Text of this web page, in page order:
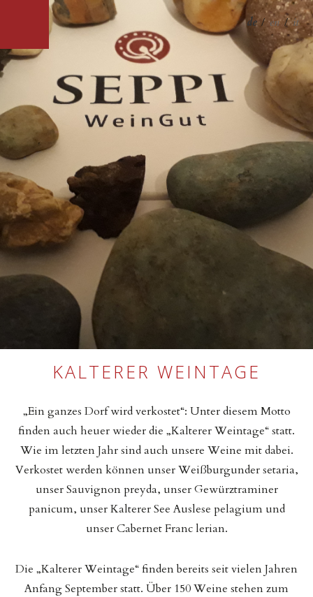
de/ en /it
KALTERER WEINTAGE
„Ein ganzes Dorf wird verkostet“: Unter diesem Motto
finden auch heuer wieder die „Kalterer Weintage“ statt.
Wie im letzten Jahr sind auch unsere Weine mit dabei.
Verkostet werden können unser Weißburgunder setaria,
unser Sauvignon preyda, unser Gewürztraminer
panicum, unser Kalterer See Auslese pelagium und
unser Cabernet Franc lerian.
Die „Kalterer Weintage“ finden bereits seit vielen Jahren
Anfang September statt. Über 150 Weine stehen zum